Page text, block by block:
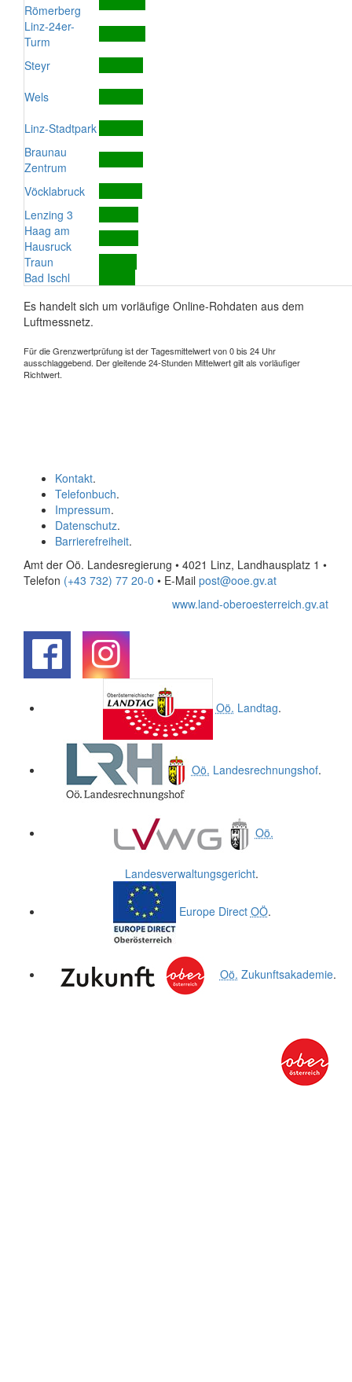
Römerberg
Linz-24er-
Turm
Steyr
Wels
Linz-Stadtpark
Braunau
Zentrum
Vöcklabruck
Lenzing 3
Haag am
Hausruck
Traun
Bad Ischl
Es handelt sich um vorläufige Online-Rohdaten aus dem
Luftmessnetz.
Für die Grenzwertprüfung ist der Tagesmittelwert von 0 bis 24 Uhr
ausschlaggebend. Der gleitende 24-Stunden Mittelwert gilt als vorläufiger
Richtwert.
Kontakt.
Telefonbuch.
Impressum.
Datenschutz.
Barrierefreiheit.
Amt der Oö. Landesregierung • 4021 Linz, Landhausplatz 1 •
Telefon (+43 732) 77 20-0 • E-Mail post@ooe.gv.at
www.land-oberoesterreich.gv.at
Oö. Landtag.
Oö. Landesrechnungshof.
Oö.
Landesverwaltungsgericht.
Europe Direct OÖ.
Oö. Zukunftsakademie.